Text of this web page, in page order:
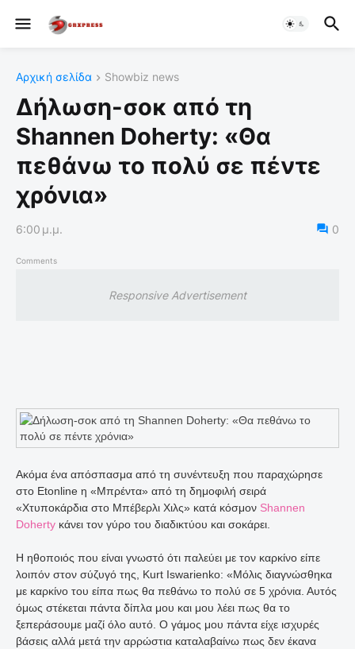
Αρχική σελίδα Showbiz news
Δήλωση-σοκ από τη
Shannen Doherty: «Θα
πεθάνω το πολύ σε πέντε
χρόνια»
6:00 μ.μ. 0
Comments
Responsive Advertisement
Ακόμα ένα απόσπασμα από τη συνέντευξη που παραχώρησε
στο Etonline η «Μπρέντα» από τη δημοφιλή σειρά
«Χτυποκάρδια στο Μπέβερλι Χιλς» κατά κόσμον Shannen
Doherty κάνει τον γύρο του διαδικτύου και σοκάρει.
Η ηθοποιός που είναι γνωστό ότι παλεύει με τον καρκίνο είπε
λοιπόν στον σύζυγό της, Kurt Iswarienko: «Μόλις διαγνώσθηκα
με καρκίνο του είπα πως θα πεθάνω το πολύ σε 5 χρόνια. Αυτός
όμως στέκεται πάντα δίπλα μου και μου λέει πως θα το
ξεπεράσουμε μαζί όλο αυτό. Ο γάμος μου πάντα είχε ισχυρές
βάσεις αλλά μετά την αρρώστια καταλαβαίνω πως δεν έκανα